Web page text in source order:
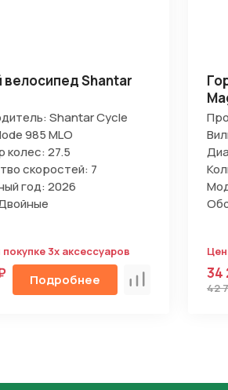
велосипед Shantar
Shantar Cycle
985 MLO
колес: 27.5
скоростей: 7
год: 2026
3х аксессуаров
Подробнее Сравнить
34
42